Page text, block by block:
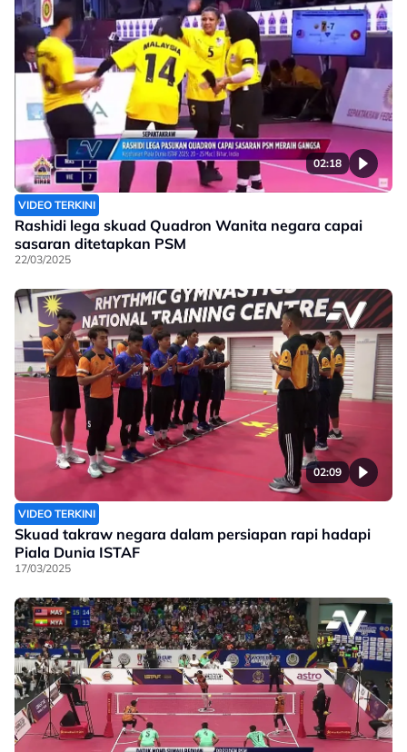
02:18
VIDEO TERKINI
Rashidi lega skuad Quadron Wanita negara capai
sasaran ditetapkan PSM
22/03/2025
02:09
VIDEO TERKINI
Skuad takraw negara dalam persiapan rapi hadapi
Piala Dunia ISTAF
17/03/2025